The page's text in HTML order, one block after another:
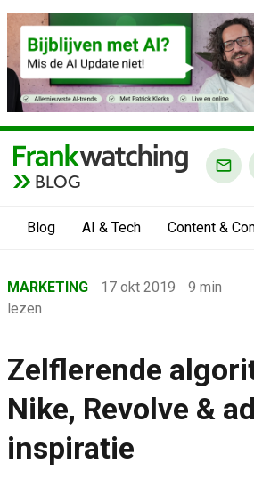
BLOG
Blog AI & Tech Content &
›
Marketing
›
Zelflerende algoritmen: Nike, Revolve
MARKETING 17 okt 2019
9 min
lezen
Zelflerende
Nike, Revolve &
inspiratie